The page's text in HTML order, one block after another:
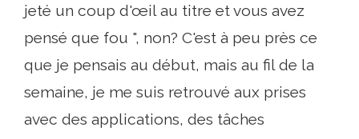
jeté un coup d'œil au titre et vous avez
pensé que fou ", non? C'est à peu près ce
que je pensais au début, mais au fil de la
semaine, je me suis retrouvé aux prises
avec des applications, des tâches